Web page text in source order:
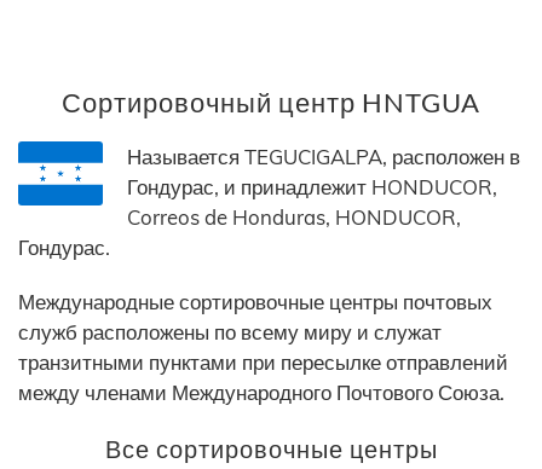
Сортировочный центр HNTGUA
Называется TEGUCIGALPA, расположен в
Гондурас, и принадлежит HONDUCOR,
Correos de Honduras, HONDUCOR,
Гондурас.
Международные сортировочные центры почтовых
служб расположены по всему миру и служат
транзитными пунктами при пересылке отправлений
между членами Международного Почтового Союза.
Все сортировочные центры